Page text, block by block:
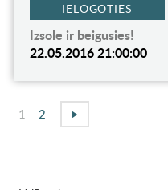
IELOGOTIES
Izsole ir beigusies!
22.05.2016 21:00:00
1 2